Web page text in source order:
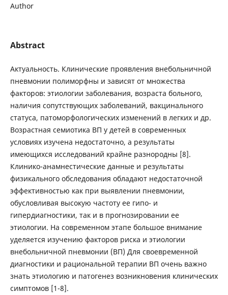
Author
Abstract
Актуальность. Клинические проявления внебольничной
пневмонии полиморфны и зависят от множества
факторов: этиологии заболевания, возраста больного,
наличия сопутствующих заболеваний, вакцинального
статуса, патоморфологических изменений в легких и др.
Возрастная семиотика ВП у детей в современных
условиях изучена недостаточно, а результаты
имеющихся исследований крайне разнородны [8].
Клинико-анамнестические данные и результаты
физикального обследования обладают недостаточной
эффективностью как при выявлении пневмонии,
обусловливая высокую частоту ее гипо- и
гипердиагностики, так и в прогнозировании ее
этиологии. На современном этапе большое внимание
уделяется изучению факторов риска и этиологии
внебольничной пневмонии (ВП) Для своевременной
диагностики и рациональной терапии ВП очень важно
знать этиологию и патогенез возникновения клинических
симптомов [1-8].